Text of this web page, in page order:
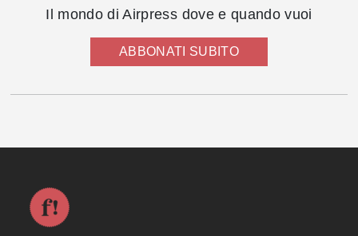
Il mondo di Airpress dove e quando vuoi
ABBONATI SUBITO